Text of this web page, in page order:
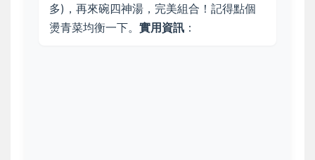
多)，再來碗四神湯，完美組合！記得點個
燙青菜均衡一下。 實用資訊 ：